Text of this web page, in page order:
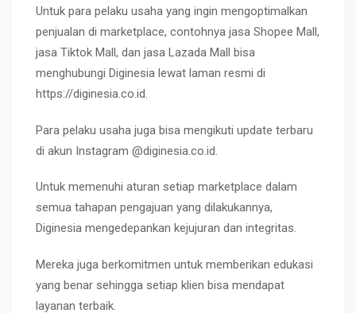
Untuk para pelaku usaha yang ingin mengoptimalkan
penjualan di marketplace, contohnya jasa Shopee Mall,
jasa Tiktok Mall, dan jasa Lazada Mall bisa
menghubungi Diginesia lewat laman resmi di
https://diginesia.co.id.
Para pelaku usaha juga bisa mengikuti update terbaru
di akun Instagram @diginesia.co.id.
Untuk memenuhi aturan setiap marketplace dalam
semua tahapan pengajuan yang dilakukannya,
Diginesia mengedepankan kejujuran dan integritas.
Mereka juga berkomitmen untuk memberikan edukasi
yang benar sehingga setiap klien bisa mendapat
layanan terbaik.